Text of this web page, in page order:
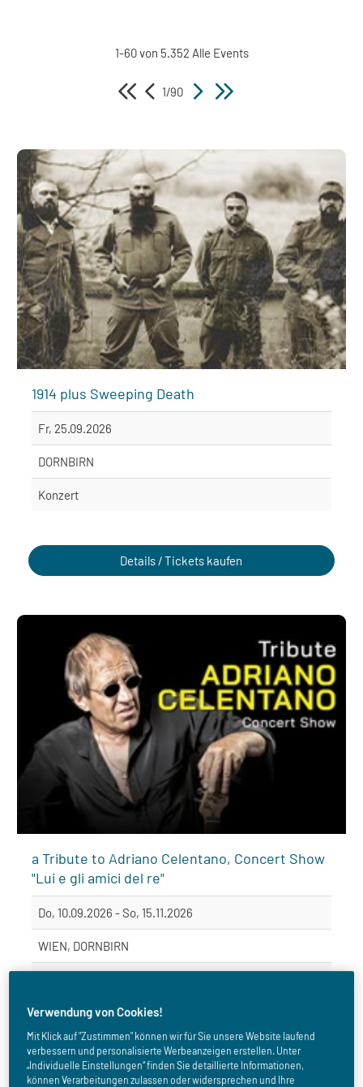
1-60 von 5.352 Alle Events
1/90
1914 plus Sweeping Death
Fr, 25.09.2026
DORNBIRN
Konzert
Details / Tickets kaufen
a Tribute to Adriano Celentano, Concert Show
"Lui e gli amici del re"
Do, 10.09.2026 - So, 15.11.2026
WIEN, DORNBIRN
Details / Tickets kaufen
Verwendung von Cookies!
Mit Klick auf "Zustimmen" können wir für Sie unsere Website laufend
verbessern und personalisierte Werbeanzeigen erstellen. Unter
„Individuelle Einstellungen“ finden Sie detaillierte Informationen,
können Verarbeitungen zulassen oder widersprechen und Ihre